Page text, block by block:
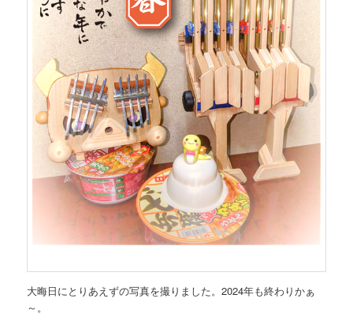
大晦日にとりあえずの写真を撮りました。2024年も終わりかぁ
～。